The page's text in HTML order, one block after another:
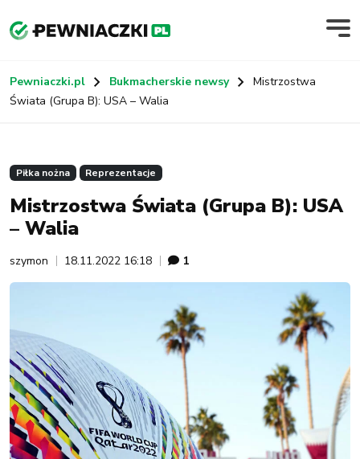
Pewniaczki.pl Bukmacherskie newsy
Mistrzostwa
Świata (Grupa B): USA – Walia
Piłka nożna Reprezentacje
Mistrzostwa Świata (Grupa B): USA
– Walia
szymon 18.11.2022 16:18 1